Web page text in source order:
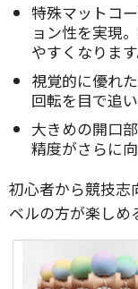
特殊マットコ
ョン性を実現
やすくなります
視覚的に優れ
回転を目で追
大きめの開口
精度がさらに向
初心者から競技志
ベルの方が楽しめ